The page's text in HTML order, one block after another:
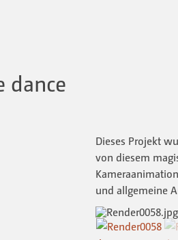
dance
Dieses Projekt
von diesem
und allgemeine